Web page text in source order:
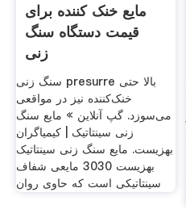
مایع خنک کننده برای
قیمت دستگاه سنگ
زنی
سنگ زنی presurre بالا حتی
خنک‌کننده نیز در مواقعی
می‌سوزد. گپ آنلاین » مایع سنگ
زنی سینتاتیک | کیمیاگران
بهزیست. مایع سنگ زنی سینتاتیک
بهزیست 3030 مایعی شفاف
سینتاتیکی است که حاوی روان